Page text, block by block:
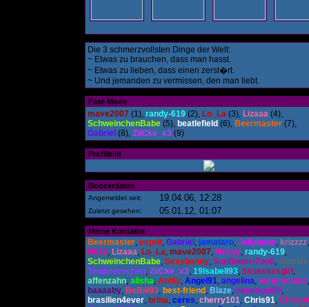
Die 3 schmerzvollsten Dinge der Welt:
~ Etwas zu brauchen, dass man hasst.
~ Etwas zu lieben, dass einen zerst�rt.
~ Und jemanden zu vermissen, den man liebt.
Fast-Mode
mave2007 (1), randy-619 (2), Lo_La (3), Lizaaa (4),
SchweinchenBabe (5), beatlefield (6), Beermaster (7),
Gabriel (8), ZiiCke_x3 (9)
Profilbild
Boozerdaten
Angemeldet seit: 19.04.06, 12:28
Zuletzt gesehen: 05.01.12, 01:07
Meine Kontakte
Beermaster, esprit, Gabriel , jamataro, Jellybaby, krizzzz,
lilli12, Lizaaa, Lo_La, mave2007, Nessy, randy-619,
SchweinchenBabe, Sexybanny, Sunflower-2oo6, suprise
Tanibaerschen, ZiiCke_x3, 19Isabell93, 1suessesgirl ,
affenzahn, alisha, Andiy, Angel91, angelina, anne-schatz,
baaaaby, BeBiii93, best-friend , Blaze, blutengel99,
brasilien4ever, brina, ceres, cherry101, Chris91,